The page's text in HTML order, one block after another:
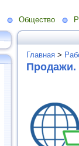
Общество
Главная >
Продажи.